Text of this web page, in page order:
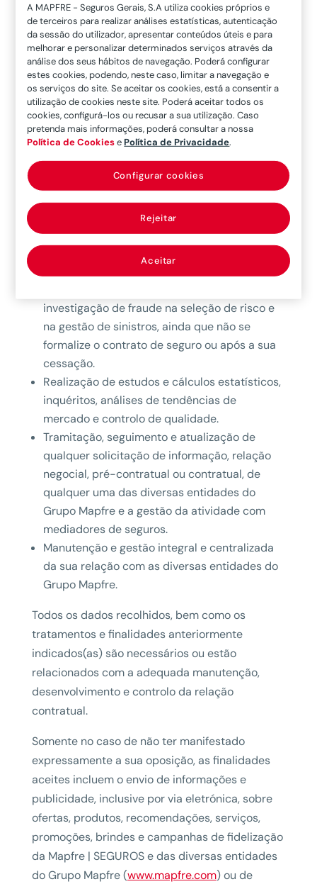
pessoais fornecidos voluntariamente pelos
titulares dos dados, diretamente ou através do
seu mediador, e os que se obtenham mediante
gravação de conversas telefónicas ou como
consequência da sua navegação por páginas
web de Internet ou outro meio, com finalidade
de desenvolvimento do contrato ou de consulta,
solicitação ou contratação de qualquer serviço
ou produto, mesmo após a cessação da relação
pré-contratual ou contratual, para as seguintes
finalidades:
Gestão da atividade seguradora e/ou
investigação de fraude na seleção de risco e
na gestão de sinistros, ainda que não se
formalize o contrato de seguro ou após a sua
cessação.
Realização de estudos e cálculos estatísticos,
inquéritos, análises de tendências de
mercado e controlo de qualidade.
Tramitação, seguimento e atualização de
qualquer solicitação de informação, relação
negocial, pré-contratual ou contratual, de
qualquer uma das diversas entidades do
Grupo Mapfre e a gestão da atividade com
mediadores de seguros.
Manutenção e gestão integral e centralizada
da sua relação com as diversas entidades do
Grupo Mapfre.
Todos os dados recolhidos, bem como os
tratamentos e finalidades anteriormente
indicados(as) são necessários ou estão
relacionados com a adequada manutenção,
desenvolvimento e controlo da relação
contratual.
Somente no caso de não ter manifestado
expressamente a sua oposição, as finalidades
aceites incluem o envio de informações e
publicidade, inclusive por via eletrónica, sobre
ofertas, produtos, recomendações, serviços,
promoções, brindes e campanhas de fidelização
da Mapfre | SEGUROS e das diversas entidades
do Grupo Mapfre (www.mapfre.com) ou de
A MAPFRE - Seguros Gerais, S.A utiliza cookies próprios e
de terceiros para realizar análises estatísticas, autenticação
da sessão do utilizador, apresentar conteúdos úteis e para
melhorar e personalizar determinados serviços através da
análise dos seus hábitos de navegação. Poderá configurar
estes cookies, podendo, neste caso, limitar a navegação e
os serviços do site. Se aceitar os cookies, está a consentir a
utilização de cookies neste site. Poderá aceitar todos os
cookies, configurá-los ou recusar a sua utilização. Caso
pretenda mais informações, poderá consultar a nossa
Política de CookiesePolítica de Privacidade.
Rejeitar
Aceitar
Configurar cookies